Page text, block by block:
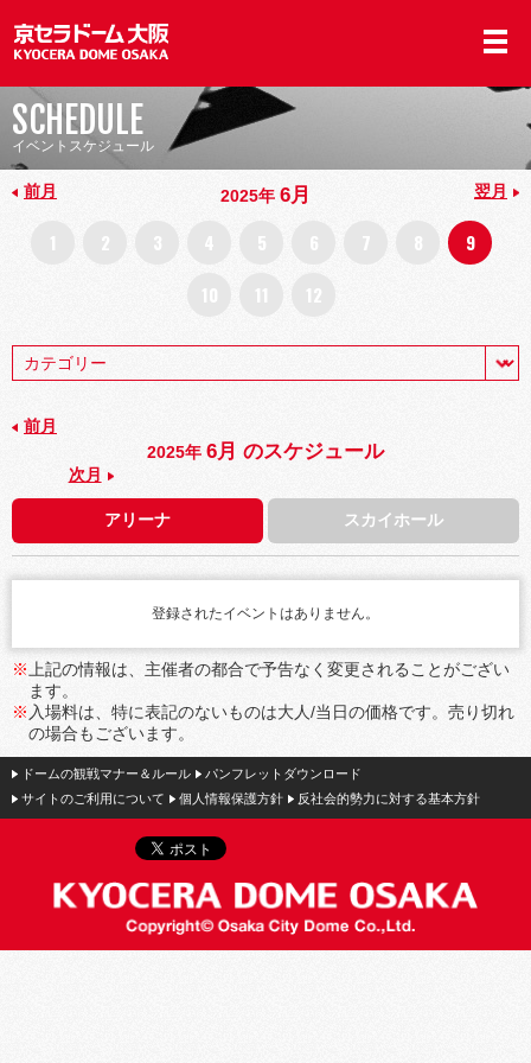
SCHEDULE
イベントスケジュール
前月 2025年 6月 翌月
1 2 3 4 5 6 7 8
9
10
11 12
前月
2025年 6月 のスケジュール
次月
アリーナ スカイホール
登録されたイベントはありません。
※ 上記の情報は、主催者の都合で予告なく変更されることがござい
ます。
※ 入場料は、特に表記のないものは大人/当日の価格です。売り切れ
の場合もございます。
ドームの観戦マナー＆ルール
パンフレットダウンロード
サイトのご利用について
個人情報保護方針 反社会的勢力に対する基本方針